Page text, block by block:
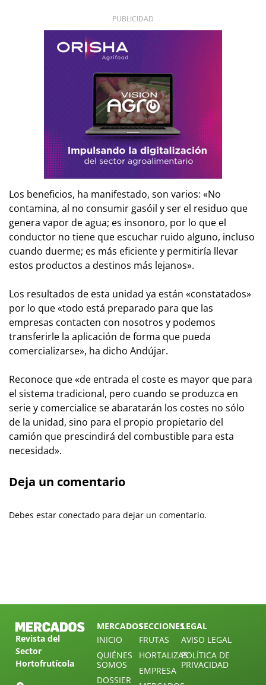
PUBLICIDAD
Los beneficios, ha manifestado, son varios: «No
contamina, al no consumir gasóil y ser el residuo que
genera vapor de agua; es insonoro, por lo que el
conductor no tiene que escuchar ruido alguno, incluso
cuando duerme; es más eficiente y permitiría llevar
estos productos a destinos más lejanos».
Los resultados de esta unidad ya están «constatados»
por lo que «todo está preparado para que las
empresas contacten con nosotros y podemos
transferirle la aplicación de forma que pueda
comercializarse», ha dicho Andújar.
Reconoce que «de entrada el coste es mayor que para
el sistema tradicional, pero cuando se produzca en
serie y comercialice se abaratarán los costes no sólo
de la unidad, sino para el propio propietario del
camión que prescindirá del combustible para esta
necesidad».
Deja un comentario
Debes estar conectado para dejar un comentario.
Revista del
Sector
Hortofrutícola
MERCADOS
INICIO
QUIÉNES
SOMOS
DOSSIER
SECCIONES
FRUTAS
HORTALIZAS
EMPRESA
LEGAL
AVISO LEGAL
POLÍTICA DE
PRIVACIDAD